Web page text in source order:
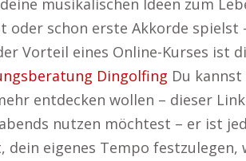
musikalischen Ideen zum
oder schon erste Akkorde
Vorteil eines Online-Kurses ist
Dingolfing Du
entdecken wollen – dieser
nutzen möchtest – er ist
eigenes Tempo